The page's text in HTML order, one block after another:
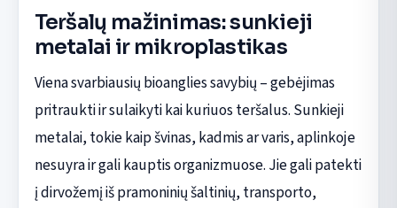
Teršalų mažinimas: sunkieji
metalai ir mikroplastikas
Viena svarbiausių bioanglies savybių – gebėjimas
pritraukti ir sulaikyti kai kuriuos teršalus. Sunkieji
metalai, tokie kaip švinas, kadmis ar varis, aplinkoje
nesuyra ir gali kauptis organizmuose. Jie gali patekti
į dirvožemį iš pramoninių šaltinių, transporto,